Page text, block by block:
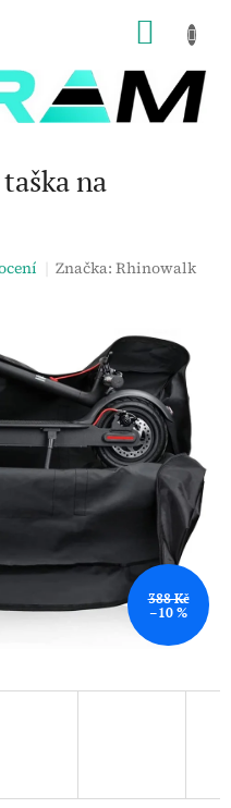
na
Značka:Rhinowalk
388 Kč
–10 %